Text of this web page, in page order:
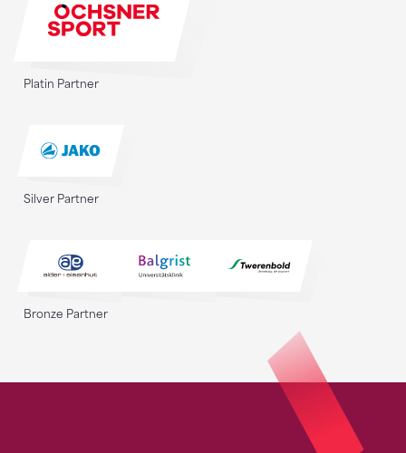
Platin Partner
Silver Partner
Bronze Partner